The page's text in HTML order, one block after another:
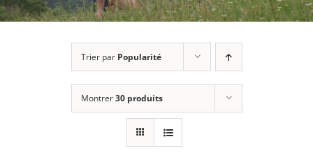
Trier par Popularité
Montrer30 produits